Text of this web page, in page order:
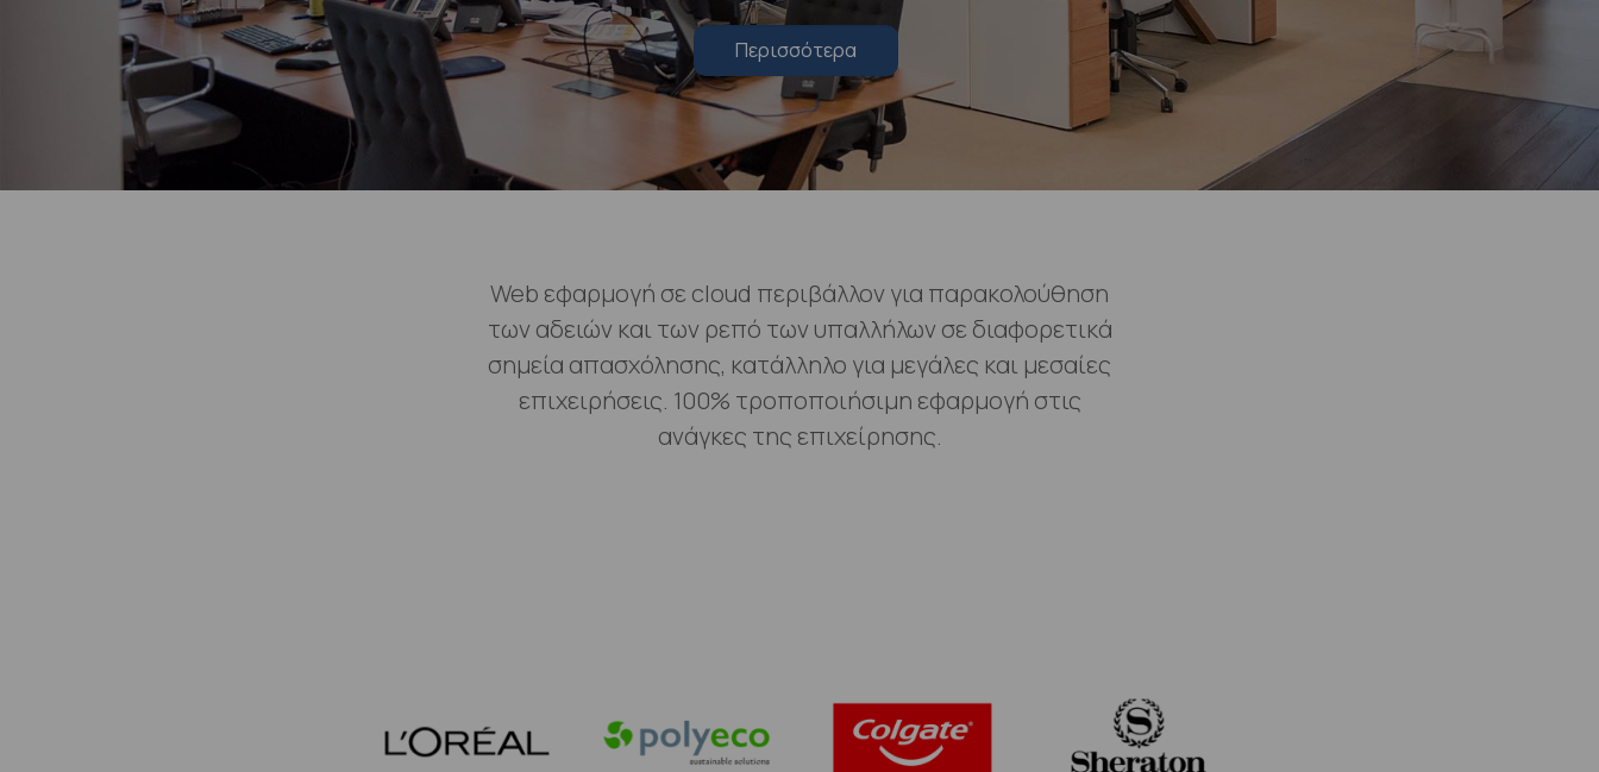
Περισσότερα
Web εφαρμογή σε cloud περιβάλλον για παρακολούθηση
των αδειών και των ρεπό των υπαλλήλων σε διαφορετικά
σημεία απασχόλησης, κατάλληλο για μεγάλες και μεσαίες
επιχειρήσεις. 100% τροποποιήσιμη εφαρμογή στις
ανάγκες της επιχείρησης.